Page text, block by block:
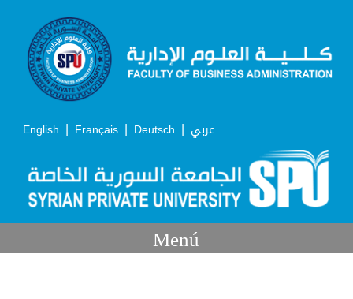
English | Français | Deutsch | عربي
Menú